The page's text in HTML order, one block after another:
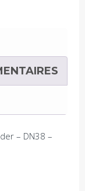
– DN38 –